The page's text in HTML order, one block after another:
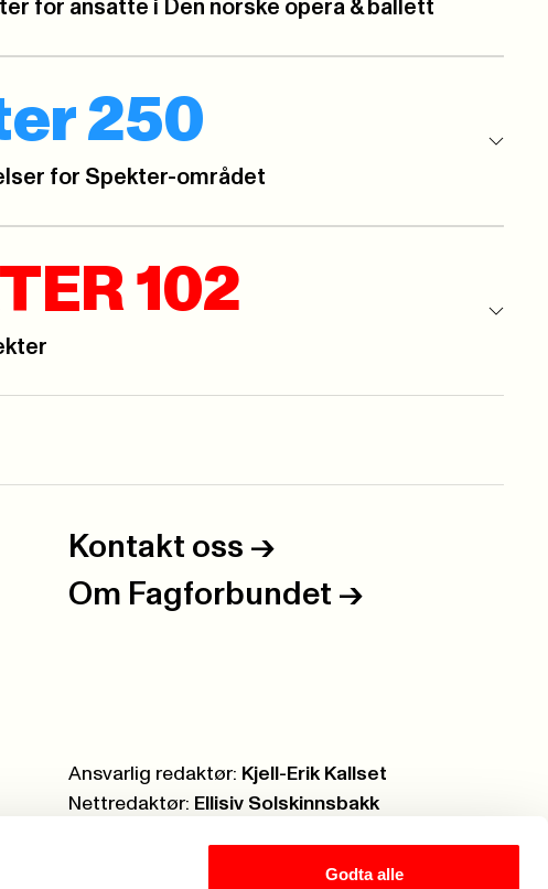
Godta alle
for ansatte i Den norske opera & ballett
250
for Spekter-området
102
Kontakt oss ->
Om Fagforbundet ->
Ansvarlig redaktør: Kjell-Erik Kallset
Nettredaktør: Ellisiv Solskinnsbakk